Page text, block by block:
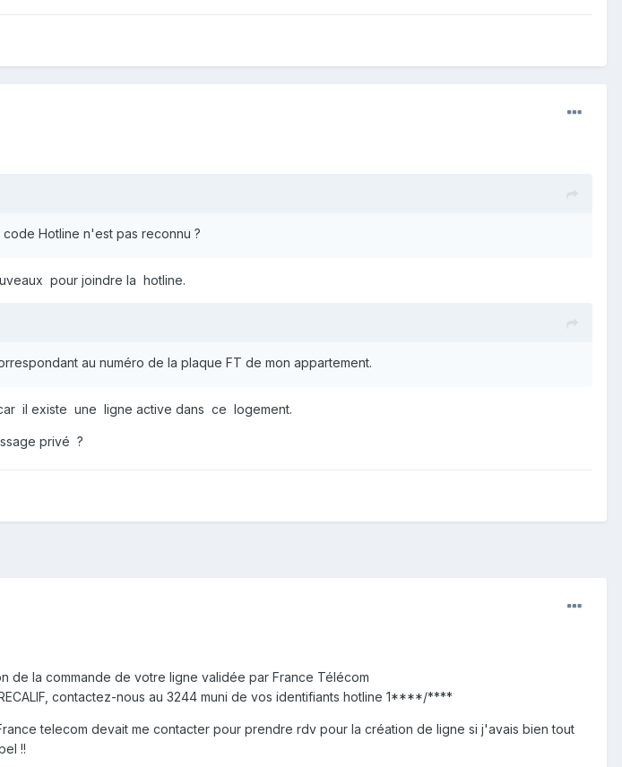
Hotline n'est pas reconnu ?
pour joindre la hotline.
au numéro de la plaque FT de mon appartement.
il existe une ligne active dans ce logement.
privé ?
de la commande de votre ligne validée par France Télécom
contactez-nous au 3244 muni de vos identifiants hotline 1****/****
telecom devait me contacter pour prendre rdv pour la création de ligne si j'avais bien tout
!!